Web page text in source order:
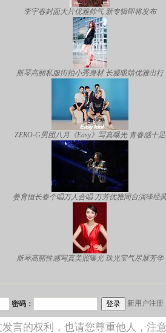
李宇春封面大片优雅帅气 新专辑即将发布
斯琴高丽私服街拍小秀身材 长腿吸睛优雅出行
ZERO-G男团八月《Easy》写真曝光 青春感十足
姜育恒长春个唱万人合唱 万芳优雅同台演绎经
斯琴高丽性感写真美照曝光 珠光宝气尽展芳华
密码： 新用户注册